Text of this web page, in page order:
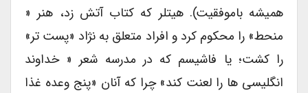
همیشه باموفقیت). هیتلر که کتاب آتش زد، هنر «
منحط» را محکوم کرد و افراد متعلق به نژاد «پست تر»
را کشت؛ یا فاشیسم که در مدرسه شعر « خداوند
انگلیسی ها را لعنت کند» چرا که آنان «پنج وعده غذا